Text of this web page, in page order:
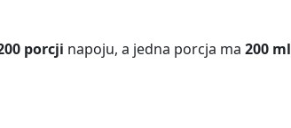
porcji napoju, a jedna porcja ma 200 ml